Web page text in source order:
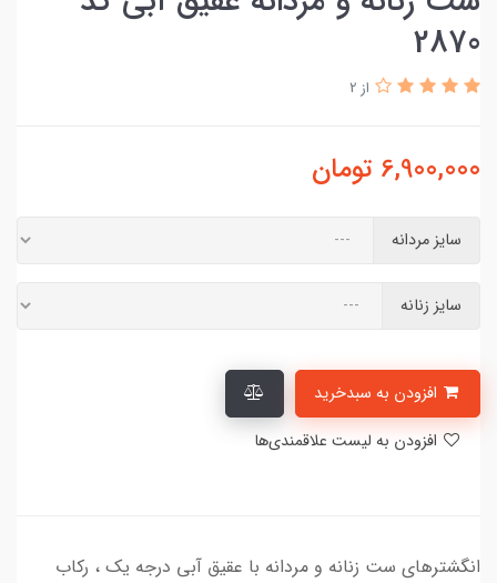
2870
از 2
6,900,000 تومان
سایز مردانه
سایز زنانه
انگشترهای ست زنانه و مردانه با عقیق آبی درجه یک ، رکاب